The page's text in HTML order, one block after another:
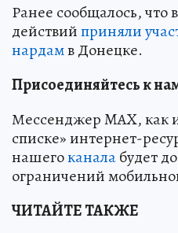
Ранее сообщалось, что
действийприняли
нардамв Донецке.
Присоединяйтесь к
Мессенджер MAX, как
списке» интернет-
нашегоканалабудет
ограничений
ЧИТАЙТЕ ТАКЖЕ